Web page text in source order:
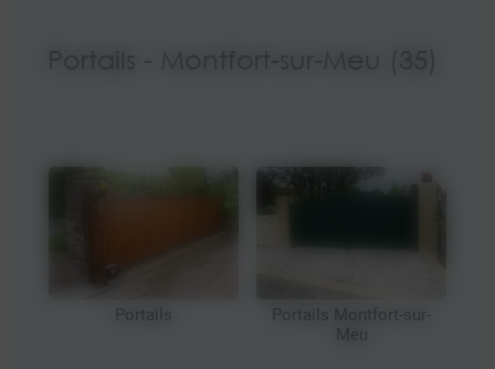
Portails - Montfort-sur-Meu (35)
Portails